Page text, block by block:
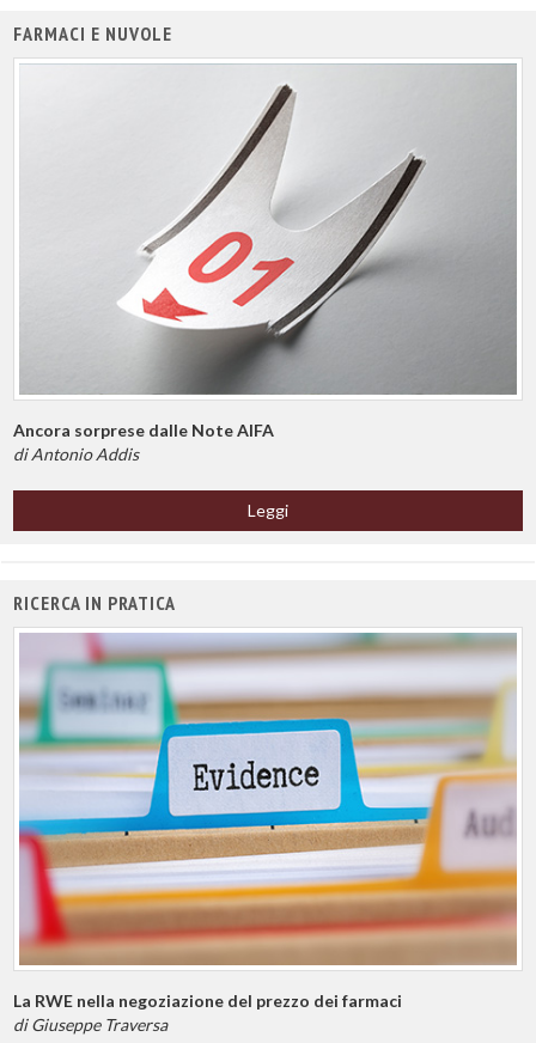
FARMACI E NUVOLE
Ancora sorprese dalle Note AIFA
di Antonio Addis
Leggi
RICERCA IN PRATICA
La RWE nella negoziazione del prezzo dei farmaci
di Giuseppe Traversa